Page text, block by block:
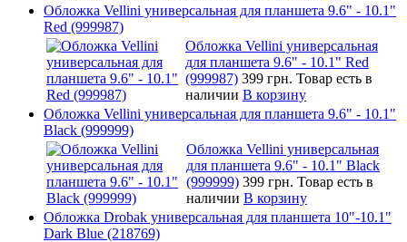
Обложка Vellini универсальная для планшета 9.6" - 10.1"
Red (999987)
Обложка Vellini универсальная
для планшета 9.6" - 10.1" Red
(999987) 399 грн. Товар есть в
наличии В корзину
Обложка Vellini универсальная для планшета 9.6" - 10.1"
Black (999999)
Обложка Vellini универсальная
для планшета 9.6" - 10.1" Black
(999999) 399 грн. Товар есть в
наличии В корзину
Обложка Drobak универсальная для планшета 10"-10.1"
Dark Blue (218769)